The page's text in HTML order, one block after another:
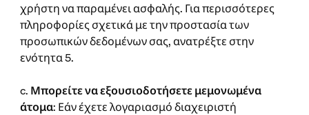
χρήστη να παραμένει ασφαλής. Για περισσότερες
πληροφορίες σχετικά με την προστασία των
προσωπικών δεδομένων σας, ανατρέξτε στην
ενότητα 5.
c. Μπορείτε να εξουσιοδοτήσετε μεμονωμένα
άτομα: Εάν έχετε λογαριασμό διαχειριστή